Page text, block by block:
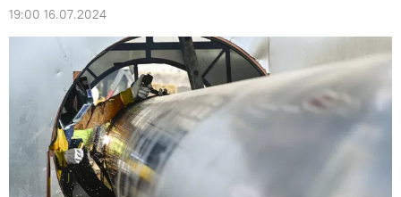
19:00 16.07.2024